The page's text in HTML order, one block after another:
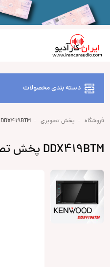
دسته بندی محصولات
فروشگاه پخش تصویری DDX419BTM پخش تصویری کنوود Kenwood
DDX419BTM پخش تصویری کنوود Kenwood